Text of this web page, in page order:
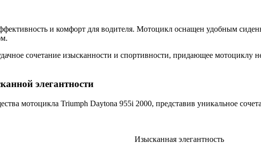
и комфорт для водителя. Мотоцикл оснащен удобным
сочетание изысканности и спортивности, придающее мотоциклу
элегантности
мотоцикла Triumph Daytona 955i 2000, представив уникальное
Изысканная элегантность